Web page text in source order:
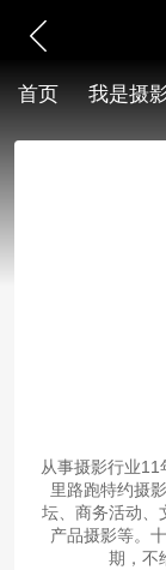
首页 我是摄
从事摄影行业
里路跑特约摄
坛、商务活动、
产品摄影等。
期，不